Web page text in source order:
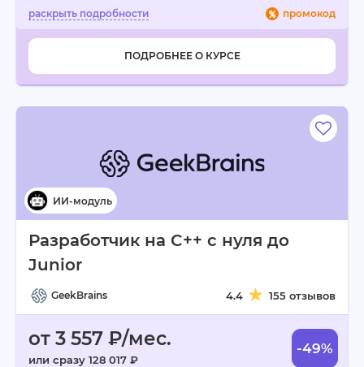
промокод
ПОДРОБНЕЕ О КУРСЕ
Разработчик на C++ с нуля до
Junior
GeekBrains 4.4 155 отзывов
от 3 557 ₽/мес.
или сразу 128 017 ₽
-49%